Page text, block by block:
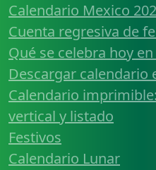
Calendario Mexico
Cuenta regresiva de
Qué se celebra hoy
Descargar calendario
Calendario
vertical y listado
Festivos
Calendario Lunar